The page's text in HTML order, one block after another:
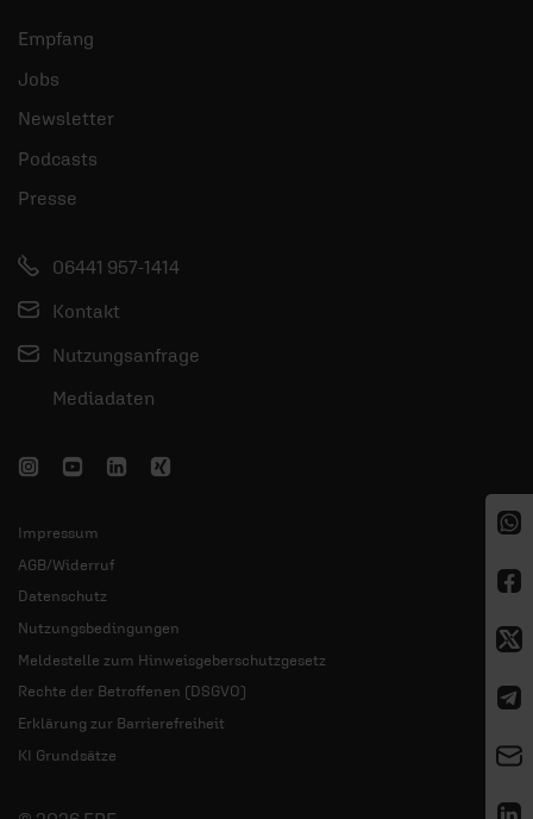
Empfang
Jobs
Newsletter
Podcasts
Presse
06441 957-1414
Kontakt
Nutzungsanfrage
Mediadaten
Impressum
AGB/Widerruf
Datenschutz
Nutzungsbedingungen
Meldestelle zum Hinweisgeberschutzgesetz
Rechte der Betroffenen (DSGVO)
Erklärung zur Barrierefreiheit
KI Grundsätze